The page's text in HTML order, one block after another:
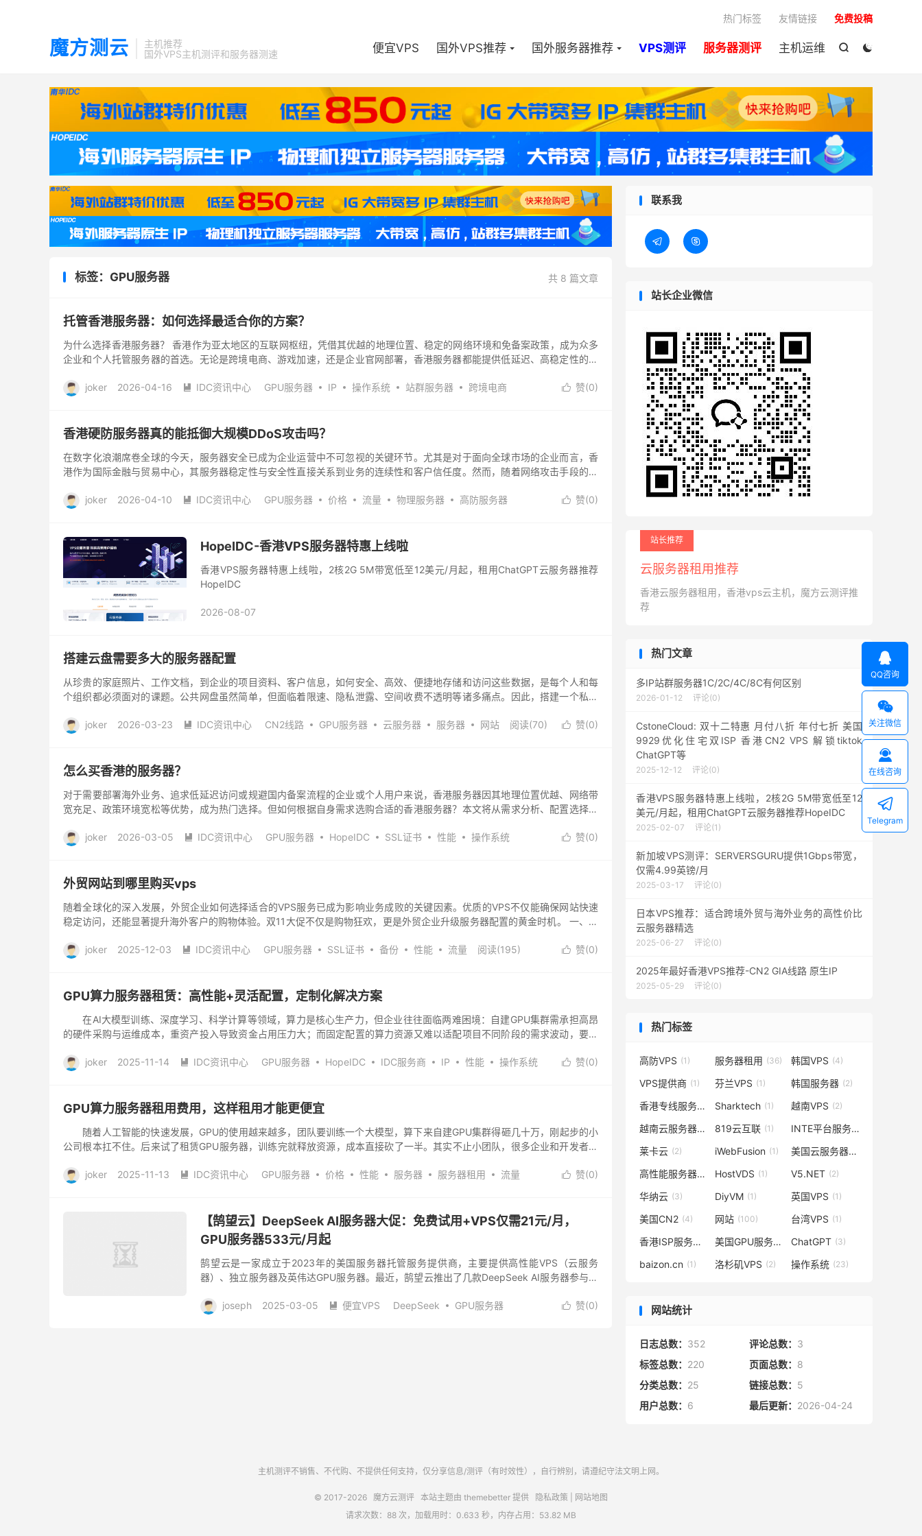
魔方测云
主机推荐
国外VPS主机测评和服务器测速


便宜VPS 国外VPS推荐 国外服务器推荐 VPS测评 服务器测评 主机运维
热门标签 友情链接 免费投稿
共 8 篇文章
标签：GPU服务器
托管香港服务器：如何选择最适合你的方案？
为什么选择香港服务器？ 香港作为亚太地区的互联网枢纽，凭借其优越的地理位置、稳定的网络环境和免备案政策，成为众多
企业和个人托管服务器的首选。无论是跨境电商、游戏加速，还是企业官网部署，香港服务器都能提供低延迟、高稳定性的服
 赞(0)
joker 2026-04-16  IDC资讯中心 GPU服务器 IP 操作系统 站群服务器
跨境电商
香港硬防服务器真的能抵御大规模DDoS攻击吗？
在数字化浪潮席卷全球的今天，服务器安全已成为企业运营中不可忽视的关键环节。尤其是对于面向全球市场的企业而言，香
港作为国际金融与贸易中心，其服务器稳定性与安全性直接关系到业务的连续性和客户信任度。然而，随着网络攻击手段的不
 赞(0)
joker 2026-04-10  IDC资讯中心 GPU服务器 价格 流量 物理服务器
高防服务器
HopeIDC-香港VPS服务器特惠上线啦
香港VPS服务器特惠上线啦，2核2G 5M带宽低至12美元/月起，租用ChatGPT云服务器推荐
HopeIDC
2026-08-07
搭建云盘需要多大的服务器配置
从珍贵的家庭照片、工作文档，到企业的项目资料、客户信息，如何安全、高效、便捷地存储和访问这些数据，是每个人和每
个组织都必须面对的课题。公共网盘虽然简单，但面临着限速、隐私泄露、空间收费不透明等诸多痛点。因此，搭建一个私有
 赞(0)
joker 2026-03-23  IDC资讯中心 CN2线路 GPU服务器 云服务器 服务器 网站 阅读(70)
怎么买香港的服务器？
对于需要部署海外业务、追求低延迟访问或规避国内备案流程的企业或个人用户来说，香港服务器因其地理位置优越、网络带
宽充足、政策环境宽松等优势，成为热门选择。但如何根据自身需求选购合适的香港服务器？本文将从需求分析、配置选择、
 赞(0)
joker 2026-03-05  IDC资讯中心 GPU服务器 HopeIDC SSL证书 性能
操作系统
外贸网站到哪里购买vps
随着全球化的深入发展，外贸企业如何选择适合的VPS服务已成为影响业务成败的关键因素。优质的VPS不仅能确保网站快速
稳定访问，还能显著提升海外客户的购物体验。双11大促不仅是购物狂欢，更是外贸企业升级服务器配置的黄金时机。 一、外
 赞(0)
joker 2025-12-03  IDC资讯中心 GPU服务器 SSL证书 备份 性能 流量 阅读(195)
GPU算力服务器租赁：高性能+灵活配置，定制化解决方案
在AI大模型训练、深度学习、科学计算等领域，算力是核心生产力，但企业往往面临两难困境：自建GPU集群需承担高昂
的硬件采购与运维成本，重资产投入导致资金占用压力大；而固定配置的算力资源又难以适配项目不同阶段的需求波动，要么
 赞(0)
joker 2025-11-14  IDC资讯中心 GPU服务器 HopeIDC IDC服务商 IP 性能
操作系统
GPU算力服务器租用费用，这样租用才能更便宜
随着人工智能的快速发展，GPU的使用越来越多，团队要训练一个大模型，算下来自建GPU集群得砸几十万，刚起步的小
公司根本扛不住。后来试了租赁GPU服务器，训练完就释放资源，成本直接砍了一半。其实不止小团队，很多企业和开发者都
 赞(0)
joker 2025-11-13  IDC资讯中心 GPU服务器 价格 性能 服务器 服务器租用
流量
【鹄望云】DeepSeek AI服务器大促：免费试用+VPS仅需21元/月，
GPU服务器533元/月起
鹄望云是一家成立于2023年的美国服务器托管服务提供商，主要提供高性能VPS（云服务
器）、独立服务器及英伟达GPU服务器。最近，鹄望云推出了几款DeepSeek AI服务器参与促
 赞(0)
joseph 2025-03-05  便宜VPS DeepSeek
GPU服务器
联系我
 
站长企业微信
站长推荐
云服务器租用推荐
香港云服务器租用，香港vps云主机，魔方云测评推
荐
热门文章
多IP站群服务器1C/2C/4C/8C有何区别
2026-01-12 评论(0)
CstoneCloud: 双十二特惠 月付八折 年付七折 美国
9929优化住宅双ISP 香港CN2 VPS 解锁tiktok
ChatGPT等
2025-12-12 评论(0)
香港VPS服务器特惠上线啦，2核2G 5M带宽低至12
美元/月起，租用ChatGPT云服务器推荐HopeIDC
2025-02-07 评论(1)
新加坡VPS测评：SERVERSGURU提供1Gbps带宽，
仅需4.99英镑/月
2025-03-17 评论(0)
日本VPS推荐：适合跨境外贸与海外业务的高性价比
云服务器精选
2025-06-27 评论(0)
2025年最好香港VPS推荐-CN2 GIA线路 原生IP
2025-05-29 评论(0)
热门标签
高防VPS (1) 服务器租用 (36) 韩国VPS (4)
VPS提供商 (1) 芬兰VPS (1) 韩国服务器 (2)
香港专线服务器 (1)
Sharktech (1) 越南VPS (2)
越南云服务器
(1) 819云互联 (1) INTE平台服务器
莱卡云 (2) iWebFusion (1) 美国云服务器(4)
高性能服务器
(2) HostVDS (1) V5.NET (2)
华纳云 (3) DiyVM (1) 英国VPS (1)
美国CN2 (4) 网站 (100) 台湾VPS (1)
香港ISP服务器 (1) 美国GPU服务器 (1)
ChatGPT (3)
baizon.cn (1) 洛杉矶VPS (2) 操作系统 (23)
网站统计
日志总数： 352 评论总数： 3
标签总数： 220 页面总数： 8
分类总数： 25 链接总数： 5
用户总数： 6 最后更新： 2026-04-24
主机测评不销售、不代购、不提供任何支持，仅分享信息/测评（有时效性），自行辨别，请遵纪守法文明上网。
© 2017-2026 魔方云测评 本站主题由 themebetter 提供 隐私政策
网站地图
请求次数：88 次，加载用时：0.633 秒，内存占用：53.82 MB

QQ咨询

关注微信

在线咨询

Telegram